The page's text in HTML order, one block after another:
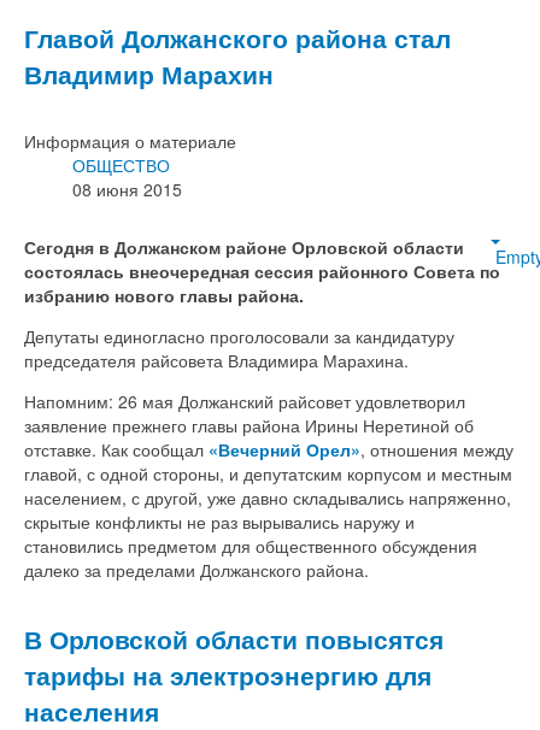
Главой Должанского района стал
Владимир Марахин
Информация о материале
ОБЩЕСТВО
08 июня 2015
Сегодня в Должанском районе Орловской области
состоялась внеочередная сессия районного Совета по
избранию нового главы района.
Депутаты единогласно проголосовали за кандидатуру
председателя райсовета Владимира Марахина.
Напомним: 26 мая Должанский райсовет удовлетворил
заявление прежнего главы района Ирины Неретиной об
отставке. Как сообщал «Вечерний Орел», отношения между
главой, с одной стороны, и депутатским корпусом и местным
населением, с другой, уже давно складывались напряженно,
скрытые конфликты не раз вырывались наружу и
становились предметом для общественного обсуждения
далеко за пределами Должанского района.
В Орловской области повысятся
тарифы на электроэнергию для
населения